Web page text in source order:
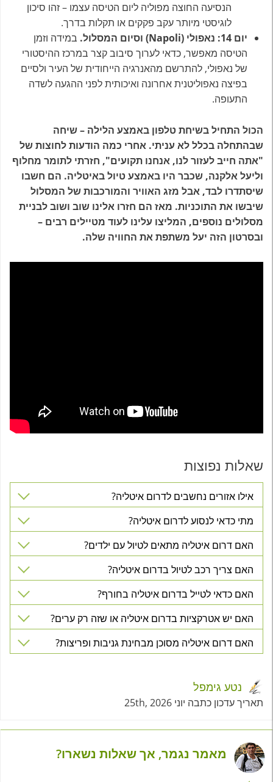
הנסיעה החוצה מפוליה ליום הטיסה עצמו – זהו סיכון
לוגיסטי מיותר עקב פקקים או תקלות בדרך.
יום 14: נאפולי (Napoli) וסיום המסלול.
במידה וזמן
הטיסה מאפשר, כדאי לערוך סיבוב קצר במרכז ההיסטורי
של נאפולי, להתרשם מהאנרגיה הייחודית של העיר ולסיים
בפיצה נאפוליטנית אחרונה ואיכותית לפני ההגעה לשדה
התעופה.
הכול התחיל בשיחת טלפון באמצע הלילה – שיחה
שבהתחלה בכלל לא עניתי. אחרי כמה הודעות לחוצות של
"אתה חייב לעזור לנו, אנחנו תקועים", חזרתי לתומר מחלוף
וליעל אלקנה, שכבר היו באמצע טיול באיטליה. הם חשבו
שיסתדרו לבד, אבל מזג האוויר והמורכבות של המסלול
שיבשו את התוכניות. מאז הם חזרו אלינו שוב ושוב לבניית
מסלולים נוספים, המליצו עלינו לעוד מטיילים רבים –
ובסרטון הזה יעל משתפת את החוויה שלה.
שאלות נפוצות
אילו אזורים נחשבים לדרום איטליה?
מתי כדאי לנסוע לדרום איטליה?
האם דרום איטליה מתאים לטיול עם ילדים?
האם צריך רכב לטיול בדרום איטליה?
האם כדאי לטייל בדרום איטליה בחורף?
האם יש אטרקציות בדרום איטליה או שזה רק ערים?
האם דרום איטליה מסוכן מבחינת גניבות ופריצות?
נטע גימפל
תאריך עדכון כתבה יוני 25th, 2026
מאמר נגמר, אך שאלות נשארו?